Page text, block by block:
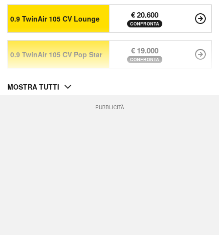
0.9 TwinAir 105 CV Lounge € 20.600
CONFRONTA
0.9 TwinAir 105 CV Pop Star € 19.000
CONFRONTA
MOSTRA TUTTI
PUBBLICITÀ